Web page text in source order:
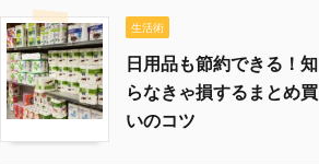
生活術
日用品も節約できる！知
らなきゃ損するまとめ買
いのコツ